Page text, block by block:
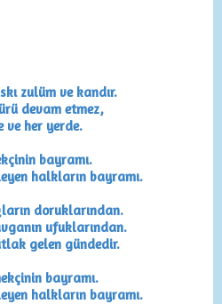
zulüm ve kandır.
devam etmez,
ve her yerde.
bayramı.
halkların bayramı.
doruklarından.
ufuklarından.
gelen gündedir.
bayramı.
halkların bayramı.